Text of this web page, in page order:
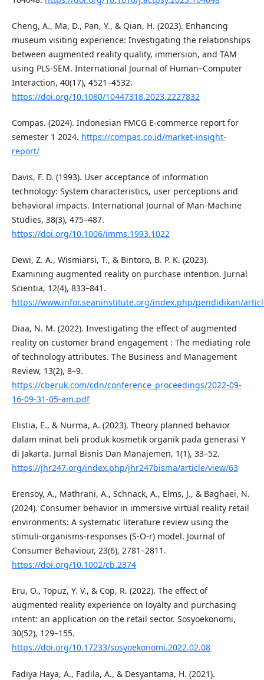
Cheng, A., Ma, D., Pan, Y., & Qian, H. (2023). Enhancing
museum visiting experience: Investigating the relationships
between augmented reality quality, immersion, and TAM
using PLS-SEM. International Journal of Human–Computer
Interaction, 40(17), 4521–4532.
https://doi.org/10.1080/10447318.2023.2227832
Compas. (2024). Indonesian FMCG E-commerce report for
semester 1 2024. https://compas.co.id/market-insight-
report/
Davis, F. D. (1993). User acceptance of information
technology: System characteristics, user perceptions and
behavioral impacts. International Journal of Man-Machine
Studies, 38(3), 475–487.
https://doi.org/10.1006/imms.1993.1022
Dewi, Z. A., Wismiarsi, T., & Bintoro, B. P. K. (2023).
Examining augmented reality on purchase intention. Jurnal
Scientia, 12(4), 833–841.
https://www.infor.seaninstitute.org/index.php/pendidikan/
Diaa, N. M. (2022). Investigating the effect of augmented
reality on customer brand engagement : The mediating role
of technology attributes. The Business and Management
Review, 13(2), 8–9.
https://cberuk.com/cdn/conference_proceedings/2022-09-
16-09-31-05-am.pdf
Elistia, E., & Nurma, A. (2023). Theory planned behavior
dalam minat beli produk kosmetik organik pada generasi Y
di Jakarta. Jurnal Bisnis Dan Manajemen, 1(1), 33–52.
https://jhr247.org/index.php/jhr247bisma/article/view/63
Erensoy, A., Mathrani, A., Schnack, A., Elms, J., & Baghaei, N.
(2024). Consumer behavior in immersive virtual reality retail
environments: A systematic literature review using the
stimuli-organisms-responses (S-O-r) model. Journal of
Consumer Behaviour, 23(6), 2781–2811.
https://doi.org/10.1002/cb.2374
Eru, O., Topuz, Y. V., & Cop, R. (2022). The effect of
augmented reality experience on loyalty and purchasing
intent: an application on the retail sector. Sosyoekonomi,
30(52), 129–155.
https://doi.org/10.17233/sosyoekonomi.2022.02.08
Fadiya Haya, A., Fadila, A., & Desyantama, H. (2021).